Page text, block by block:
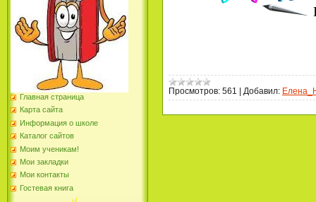
Главная страница
Карта сайта
Информация о школе
Каталог сайтов
Моим ученикам!
Мои закладки
Мои контакты
Гостевая книга
Просмотров: 561 Добавил: